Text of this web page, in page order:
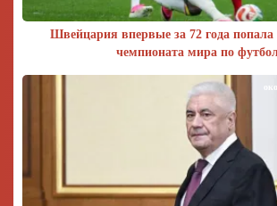
Швейцария впервые за 72 года
чемпионата мира по